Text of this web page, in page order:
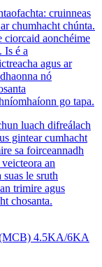
cruinneas
chumhacht chúnta.
ciorcaid aonchéime
Is é a
agus ar
nó
go tapa.
luach difreálach
gintear cumhacht
sa foirceannadh
an
le sruth
trimire agus
chosanta.